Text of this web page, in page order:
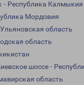
- Республика Калмыкия
Мордовия
область
область
шоссе -
область